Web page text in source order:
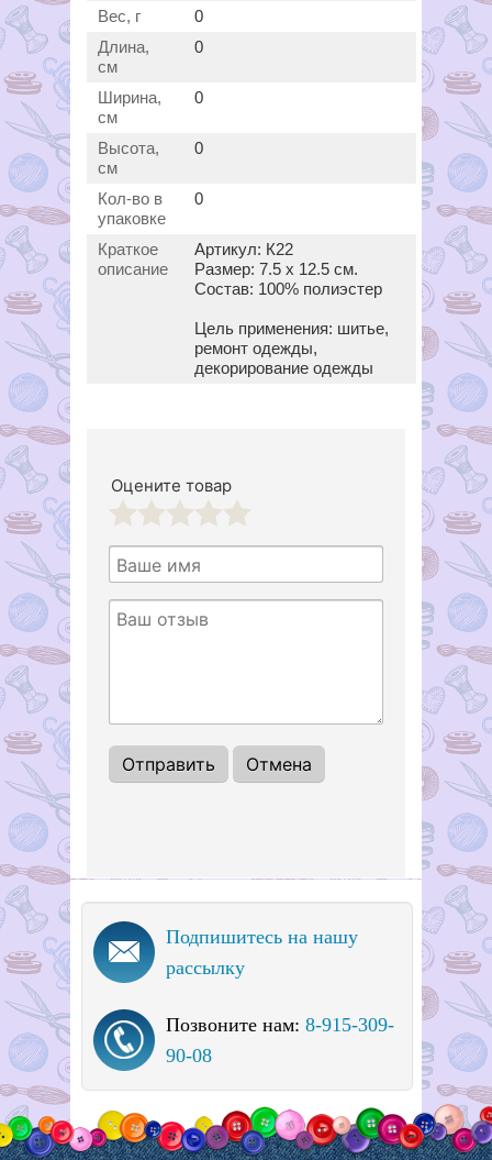
Вес, г
0
Длина,
см
0
Ширина,
см
0
Высота,
см
0
Кол-во в
упаковке
0
Краткое
описание
Артикул: К22
Размер: 7.5 х 12.5 см.
Состав: 100% полиэстер
Цель применения: шитье,
ремонт одежды,
декорирование одежды
Оцените товар
Подпишитесь на нашу
рассылку
Позвоните нам: 8-915-309-
90-08